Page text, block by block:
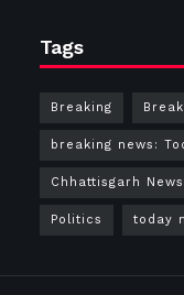
Tags
Breaking
breaking news:
Chhattisgarh News
Politics today